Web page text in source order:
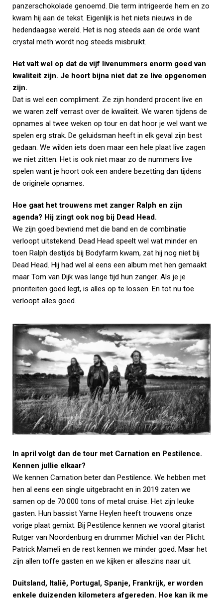
panzerschokolade genoemd. Die term intrigeerde hem en zo
kwam hij aan de tekst. Eigenlijk is het niets nieuws in de
hedendaagse wereld. Het is nog steeds aan de orde want
crystal meth wordt nog steeds misbruikt.
Het valt wel op dat de vijf livenummers enorm goed van
kwaliteit zijn. Je hoort bijna niet dat ze live opgenomen
zijn.
Dat is wel een compliment. Ze zijn honderd procent live en
we waren zelf verrast over de kwaliteit. We waren tijdens de
opnames al twee weken op tour en dat hoor je wel want we
spelen erg strak. De geluidsman heeft in elk geval zijn best
gedaan. We wilden iets doen maar een hele plaat live zagen
we niet zitten. Het is ook niet maar zo de nummers live
spelen want je hoort ook een andere bezetting dan tijdens
de originele opnames.
Hoe gaat het trouwens met zanger Ralph en zijn
agenda? Hij zingt ook nog bij Dead Head.
We zijn goed bevriend met die band en de combinatie
verloopt uitstekend. Dead Head speelt wel wat minder en
toen Ralph destijds bij Bodyfarm kwam, zat hij nog niet bij
Dead Head. Hij had wel al eens een album met hen gemaakt
maar Tom van Dijk was lange tijd hun zanger. Als je je
prioriteiten goed legt, is alles op te lossen. En tot nu toe
verloopt alles goed.
In april volgt dan de tour met Carnation en Pestilence.
Kennen jullie elkaar?
We kennen Carnation beter dan Pestilence. We hebben met
hen al eens een single uitgebracht en in 2019 zaten we
samen op de 70.000 tons of metal cruise. Het zijn leuke
gasten. Hun bassist Yarne Heylen heeft trouwens onze
vorige plaat gemixt. Bij Pestilence kennen we vooral gitarist
Rutger van Noordenburg en drummer Michiel van der Plicht.
Patrick Mameli en de rest kennen we minder goed. Maar het
zijn allen toffe gasten en we kijken er alleszins naar uit.
Duitsland, Italië, Portugal, Spanje, Frankrijk, er worden
enkele duizenden kilometers afgereden. Hoe kan ik me